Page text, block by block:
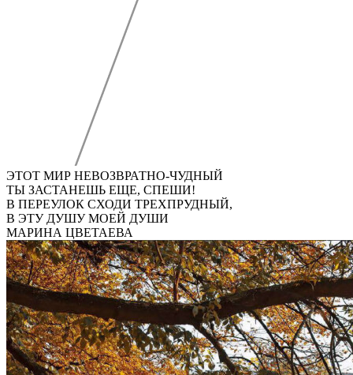
ЭТОТ МИР НЕВОЗВРАТНО-ЧУДНЫЙ
ТЫ ЗАСТАНЕШЬ ЕЩЕ, СПЕШИ!
В ПЕРЕУЛОК СХОДИ ТРЕХПРУДНЫЙ,
В ЭТУ ДУШУ МОЕЙ ДУШИ
МАРИНА ЦВЕТАЕВА